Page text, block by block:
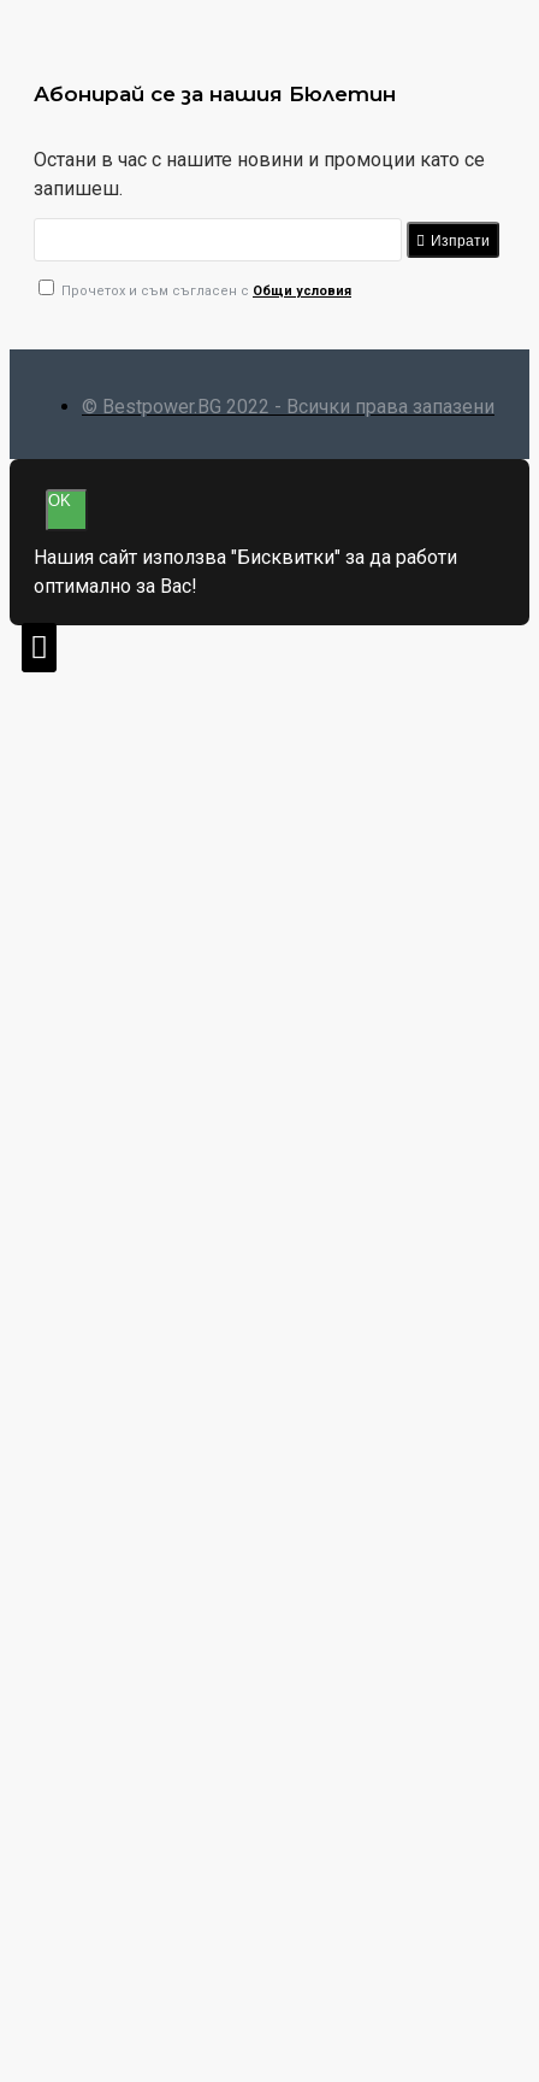
Абонирай се за нашия Бюлетин
Остани в час с нашите новини и промоции като се
запишеш.
Изпрати
Прочетох и съм съгласен с Общи условия
© Bestpower.BG 2022 - Всички права запазени
OK
Нашия сайт използва "Бисквитки" за да работи
оптимално за Вас!